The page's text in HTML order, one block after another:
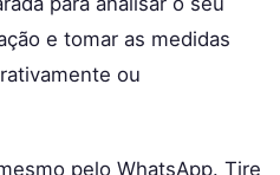
e tomar as medidas
ou
pelo WhatsApp. Tire